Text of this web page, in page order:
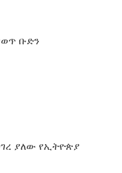
ቡድን
ያለው የኢትዮጵያ